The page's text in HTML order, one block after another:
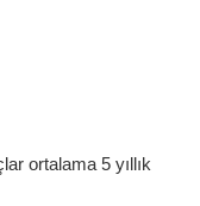
ortalama 5 yıllık